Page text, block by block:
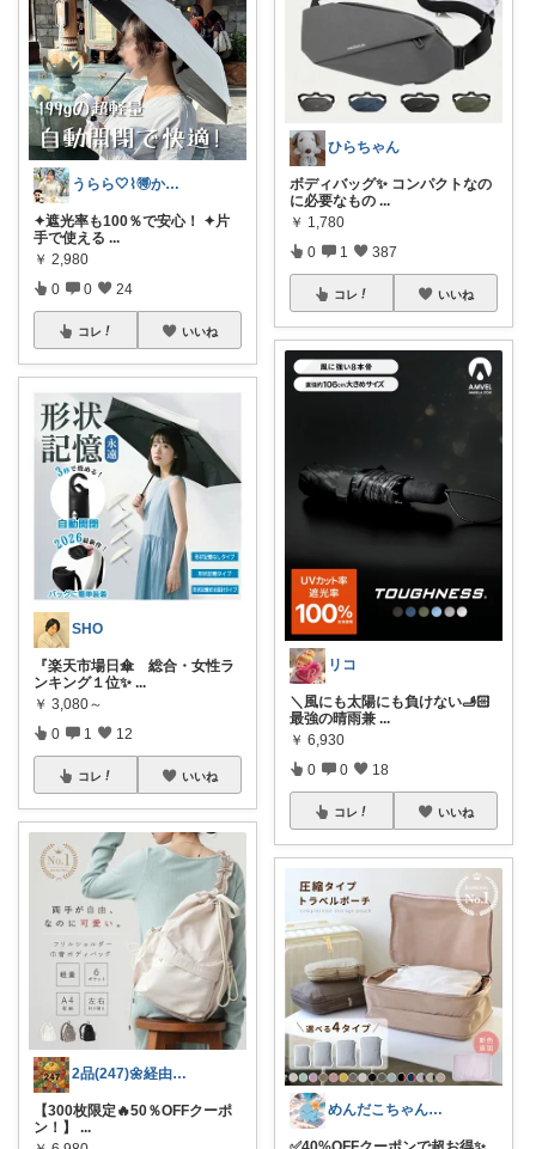
うらら🤍⌇🉐かわいい暮らし
✦遮光率も100％で安心！ ✦片
手で使える ...
￥ 2,980
0 0 24
コレ いいね
SHO
『楽天市場日傘 総合・女性ラ
ンキング１位✨ ...
￥ 3,080～
0 1 12
コレ いいね
2品(247)🌼経由購入感謝です🌼
【300枚限定🔥50％OFFクーポ
ン！】 ...
ひらちゃん
ボディバッグ✨ コンパクトなの
に必要なもの ...
￥ 1,780
0 1 387
コレ いいね
リコ
＼風にも太陽にも負けない🫸🏻
最強の晴雨兼 ...
￥ 6,930
0 0 18
コレ いいね
めんだこちゃん💘使う力💪